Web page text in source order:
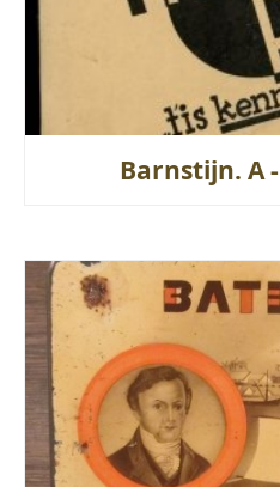
Barnstijn. A